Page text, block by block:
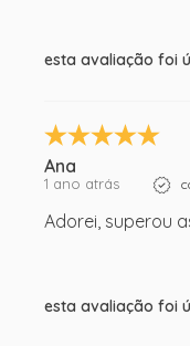
esta avaliação foi
Ana
1 ano atrás
Adorei, superou
esta avaliação foi